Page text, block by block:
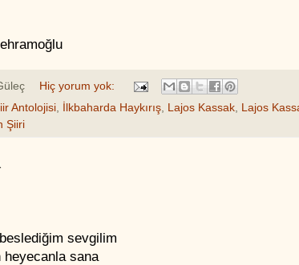
Hiç yorum yok:
Antolojisi, İlkbaharda Haykırış, Lajos Kassak, Lajos
Şiiri
sevgilim
heyecanla sana